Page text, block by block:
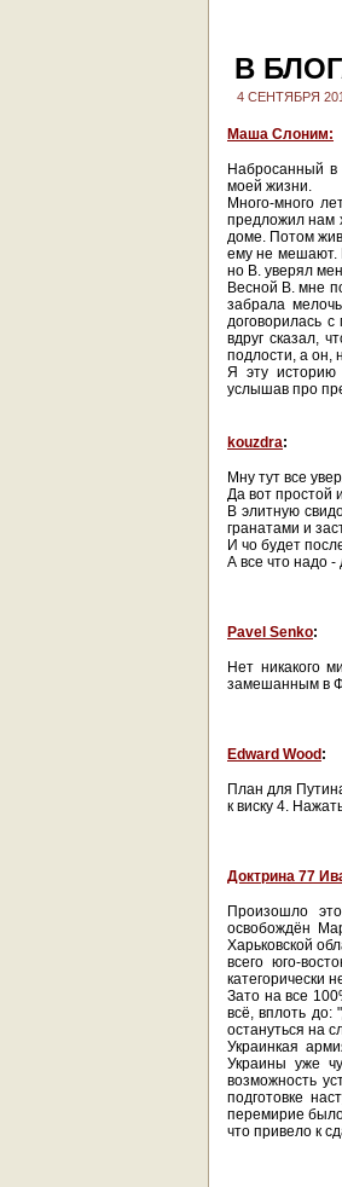
В
4 СЕНТЯБРЯ
Маша Слоним:
Набросанный
моей жизни.
Много-много
предложил нам
доме. Потом
ему не мешают.
но В. уверял
Весной В. мне
забрала
договорилась
вдруг сказал,
подлости, а он,
Я эту историю
услышав про
kouzdra:
Мну тут все
Да вот простой
В элитную
гранатами и
И чо будет
А все что надо -
Pavel Senko:
Нет никакого
замешанным в
Edward Wood :
План для
к виску 4.
Доктрина 77
Произошло
освобождён
Харьковской
всего юго-
категорически
Зато на все
всё, вплоть до:
остануться на
Украинкая
Украины уже
возможность
подготовке
перемирие
что привело к